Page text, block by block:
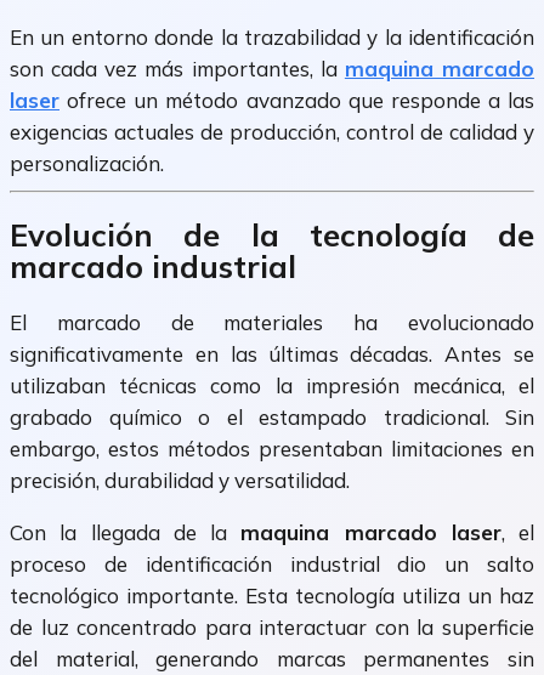
En un entorno donde la trazabilidad y la identificación
son cada vez más importantes, la maquina marcado
laser ofrece un método avanzado que responde a las
exigencias actuales de producción, control de calidad y
personalización.
Evolución de la tecnología de
marcado industrial
El marcado de materiales ha evolucionado
significativamente en las últimas décadas. Antes se
utilizaban técnicas como la impresión mecánica, el
grabado químico o el estampado tradicional. Sin
embargo, estos métodos presentaban limitaciones en
precisión, durabilidad y versatilidad.
Con la llegada de la maquina marcado laser, el
proceso de identificación industrial dio un salto
tecnológico importante. Esta tecnología utiliza un haz
de luz concentrado para interactuar con la superficie
del material, generando marcas permanentes sin